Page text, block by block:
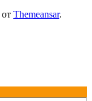
от Themeansar.